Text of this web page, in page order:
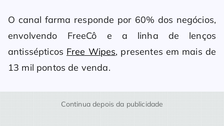
O canal farma responde por 60% dos negócios,
envolvendo FreeCô e a linha de lenços
antissépticos Free Wipes, presentes em mais de
13 mil pontos de venda.
Continua depois da publicidade